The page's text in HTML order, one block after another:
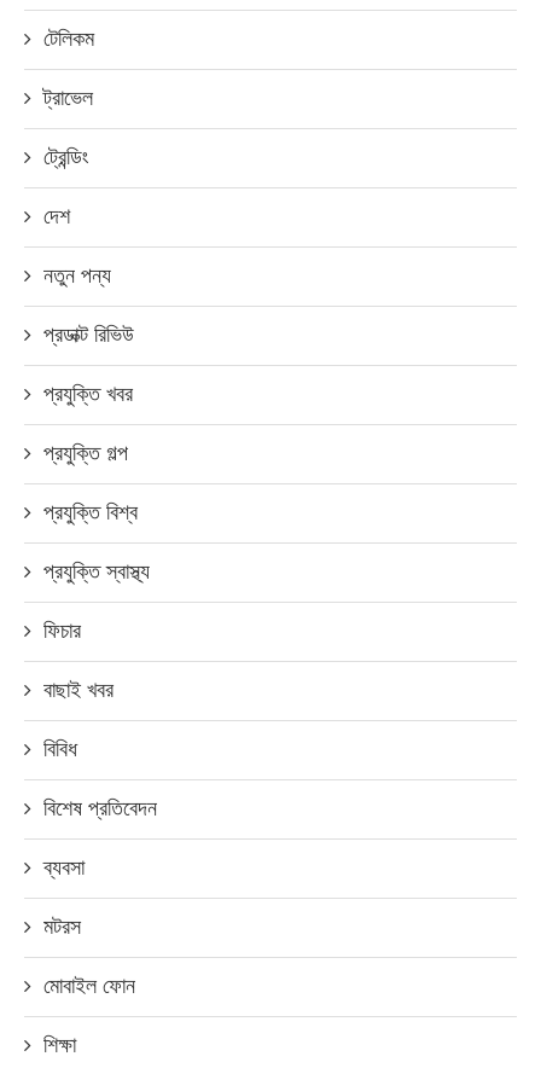
টেলিকম
ট্রাভেল
ট্রেন্ডিং
দেশ
নতুন পন্য
প্রডাক্ট রিভিউ
প্রযুক্তি খবর
প্রযুক্তি গল্প
প্রযুক্তি বিশ্ব
প্রযুক্তি স্বাস্থ্য
ফিচার
বাছাই খবর
বিবিধ
বিশেষ প্রতিবেদন
ব্যবসা
মটরস
মোবাইল ফোন
শিক্ষা